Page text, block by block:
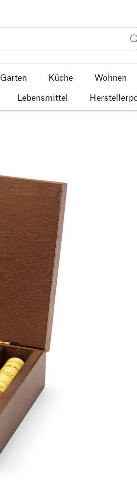
Garten Küche Wohnen
Lebensmittel